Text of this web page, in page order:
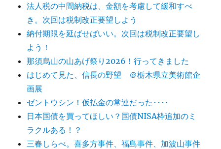
法人税の中間納税は、金額を考慮して緩和すべ
き。次回は税制改正要望しよう
納付期限を延ばせばいい。次回は税制改正要望し
よう！
那須烏山の山あげ祭り2026！行ってきました
はじめて見た、信長の野望 ＠栃木県立美術館企
画展
ゼントウシン！仮払金の常連だった････
日本国債を買ってほしい？国債NISA枠追加のミ
ラクルある！？
三春しらべ。喜多方事件、福島事件、加波山事件